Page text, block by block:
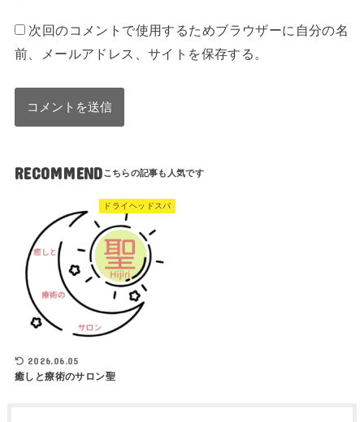
次回のコメントで使用するためブラウザーに自分の名
前、メールアドレス、サイトを保存する。
RECOMMEND
ドライヘッドスパ
2026.06.05
癒しと療術のサロン聖